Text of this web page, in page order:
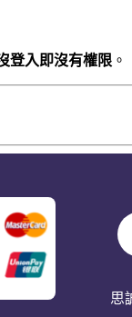
登入即沒有權限 。
思